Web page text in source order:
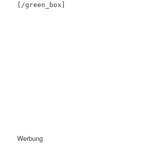
[/green_box]
Werbung